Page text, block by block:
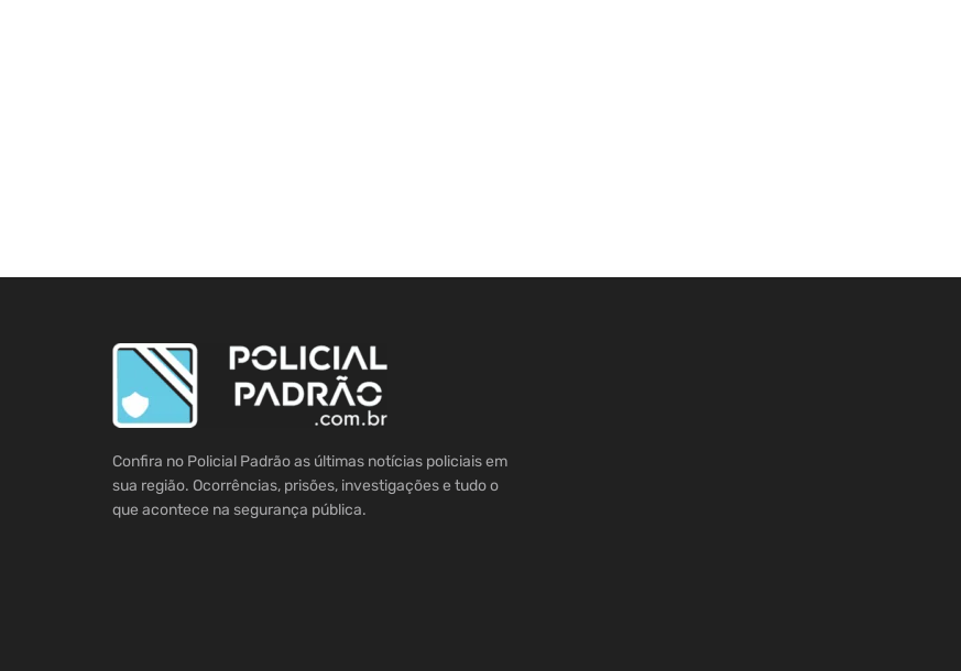
Confira no Policial Padrão as últimas notícias policiais em
sua região. Ocorrências, prisões, investigações e tudo o
que acontece na segurança pública.